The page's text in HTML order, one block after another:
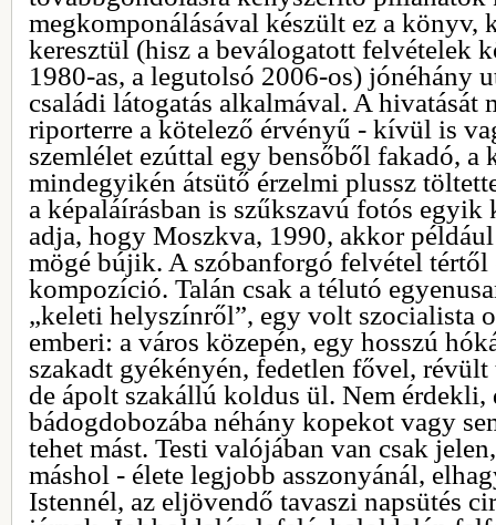
megkomponálásával készült ez a könyv,
keresztül (hisz a beválogatott felvételek
1980-as, a legutolsó 2006-os) jónéhány
családi látogatás alkalmával. A hivatását
riporterre a kötelező érvényű - kívül is
szemlélet ezúttal egy bensőből fakadó, a
mindegyikén átsütő érzelmi plussz
a képaláírásban is szűkszavú fotós egyik
adja, hogy Moszkva, 1990, akkor például
mögé bújik. A szóbanforgó felvétel
kompozíció. Talán csak a télutó
„keleti helyszínről”, egy volt szocialista
emberi: a város közepén, egy hosszú
szakadt gyékényén, fedetlen fővel,
de ápolt szakállú koldus ül. Nem érdekli,
bádogdobozába néhány kopekot vagy
tehet mást. Testi valójában van csak
máshol - élete legjobb asszonyánál,
Istennél, az eljövendő tavaszi napsütés